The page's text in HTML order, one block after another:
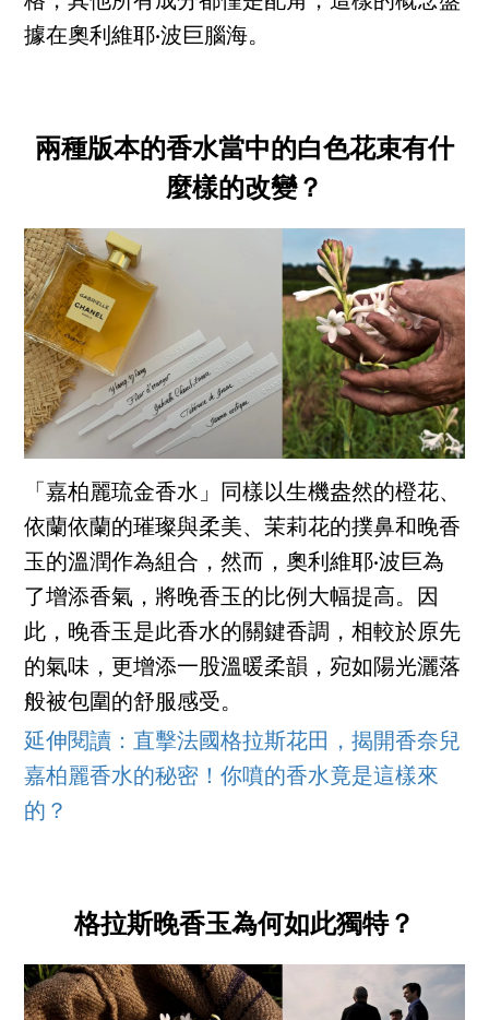
據在奧利維耶·波巨腦海。
兩種版本的香水當中的白色花束有什
麼樣的改變？
「嘉柏麗琉金香水」同樣以生機盎然的橙花、
依蘭依蘭的璀璨與柔美、茉莉花的撲鼻和晚香
玉的溫潤作為組合，然而，奧利維耶·波巨為
了增添香氣，將晚香玉的比例大幅提高。因
此，晚香玉是此香水的關鍵香調，相較於原先
的氣味，更增添一股溫暖柔韻，宛如陽光灑落
般被包圍的舒服感受。
延伸閱讀：直擊法國格拉斯花田，揭開香奈兒
嘉柏麗香水的秘密！你噴的香水竟是這樣來
的？
格拉斯晚香玉為何如此獨特？